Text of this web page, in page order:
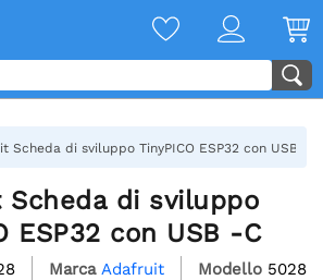
Scheda di sviluppo TinyPICO ESP32 con USB -C
di sviluppo
ESP32 con USB -C
Marca Adafruit Modello 5028